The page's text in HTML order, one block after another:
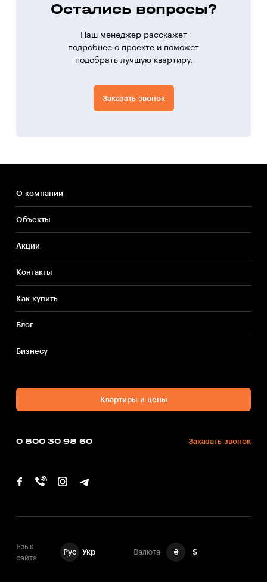
Остались вопросы?
Наш менеджер расскажет
подробнее о проекте и поможет
подобрать лучшую квартиру.
Заказать звонок
О компании
Объекты
Акции
Контакты
Как купить
Блог
Бизнесу
Квартиры и цены
0 800 30 98 60 Заказать звонок
Язык
сайта
Рус Укр Валюта ₴ $